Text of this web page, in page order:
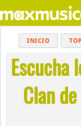
INICIO TOP
BALADAS
Escucha
Clan